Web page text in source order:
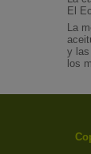
El
La
y las
los